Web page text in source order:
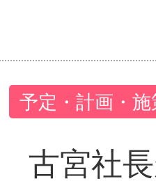
予定・計画・
古宮社